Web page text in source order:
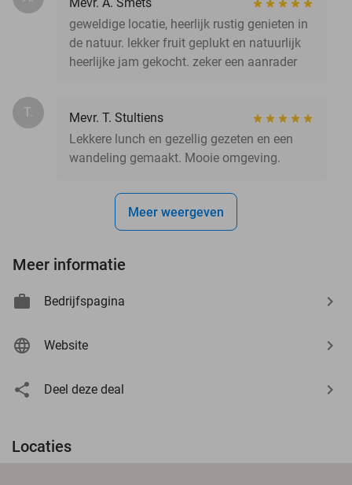
geweldige locatie, heerlijk rustig genieten in
de natuur. lekker fruit geplukt en natuurlijk
heerlijke jam gekocht. zeker een aanrader
T.
Mevr. T. Stultiens
Lekkere lunch en gezellig gezeten en een
wandeling gemaakt. Mooie omgeving.
Meer weergeven
Meer informatie
Bedrijfspagina
Website
Deel deze deal
Locaties